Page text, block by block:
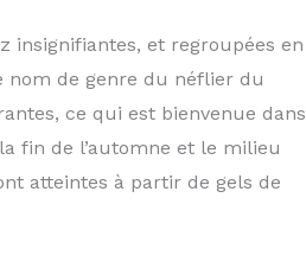
insignifiantes, et regroupées en
nom de genre du néflier du
ce qui est bienvenue dans
fin de l’automne et le milieu
atteintes à partir de gels de